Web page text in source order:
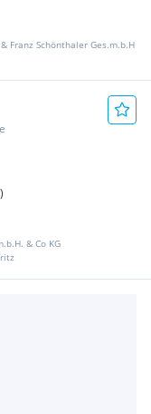
Franz Schönthaler Ges.m.b.H
/
& Co KG